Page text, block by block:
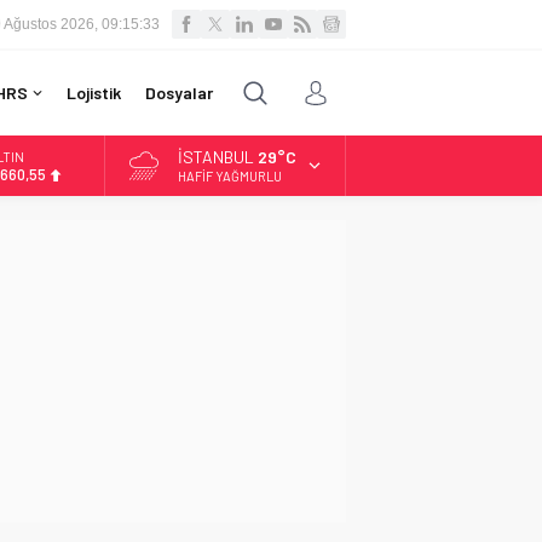
Ağustos 2026, 09:15:34
Lojistik Dosyalar
İSTANBUL 29°C
HAFIF YAĞMURLU